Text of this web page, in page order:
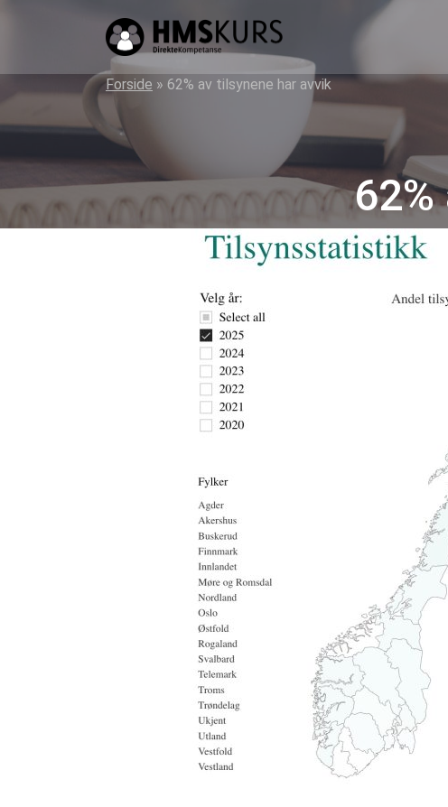
kurs
på
for
ledere
og
verneombud
Forside » 62% av tilsynene har avvik